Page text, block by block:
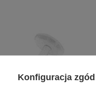
Konfiguracja zgód